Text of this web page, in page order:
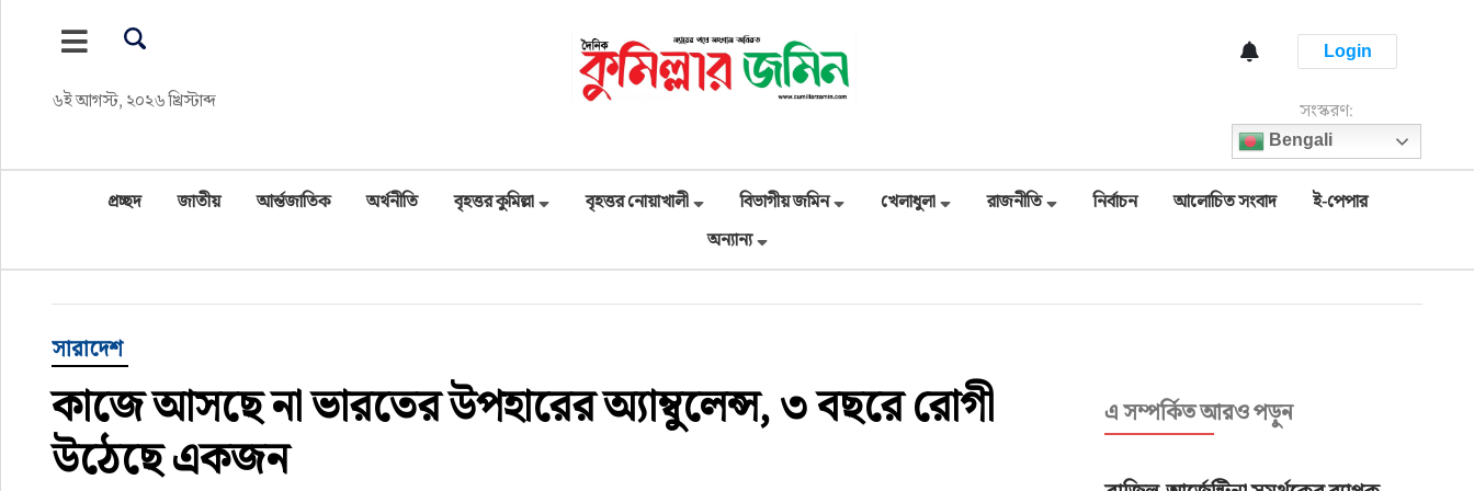
৬ই আগস্ট, ২০২৬ খ্রিস্টাব্দ
Login
সংস্করণ:
Bengali
বৃহত্তর কুমিল্লা
বৃহত্তর নোয়াখালী
বিভাগীয় জমিন
প্রচ্ছদ জাতীয় আর্ন্তজাতিক অর্থনীতি বৃহত্তর কুমিল্লা বৃহত্তর নোয়াখালী বিভাগীয় জমিন খেলাধুলা রাজনীতি নির্বাচন আলোচিত সংবাদ
ই-পেপার
অন্যান্য
সারাদেশ
কাজে আসছে না ভারতের উপহারের অ্যাম্বুলেন্স, ৩ বছরে রোগী
উঠেছে একজন
এ সম্পর্কিত আরও পড়ুন